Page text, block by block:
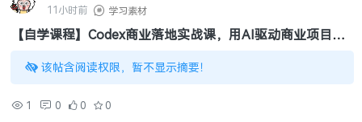
11小时前 学习素材
【自学课程】Codex商业落地实战课，用AI驱动商业项目降
该帖含阅读权限，暂不显示摘要！
1 0 0 0